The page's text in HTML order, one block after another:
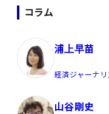
コラム
浦上早苗
経済ジャーナ
山谷剛史